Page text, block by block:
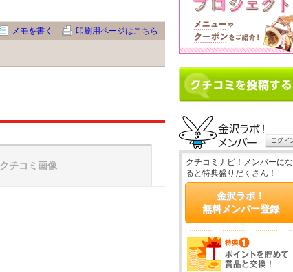
メモを書く 印刷用ページはこちら
クチコミ画像
クチコミナビ！メンバーにな
ると特典盛りだくさん！
金沢ラボ！
無料メンバー登録